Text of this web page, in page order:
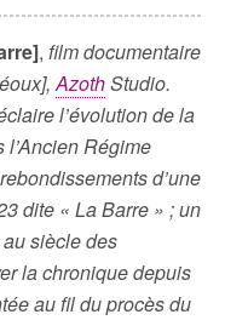
, film documentaire
AzothStudio.
l’évolution de la
Régime
d’une
dite « La Barre » ; un
siècle des
la chronique depuis
au fil du procès du